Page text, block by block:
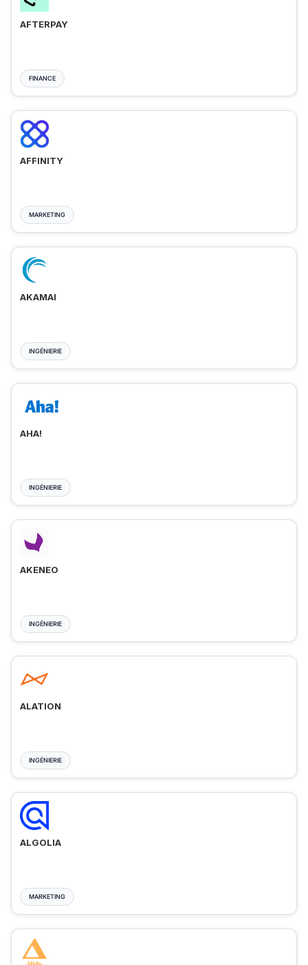
AFTERPAY
FINANCE
AFFINITY
MARKETING
AKAMAI
INGÉNIERIE
AHA!
INGÉNIERIE
AKENEO
INGÉNIERIE
ALATION
INGÉNIERIE
ALGOLIA
MARKETING